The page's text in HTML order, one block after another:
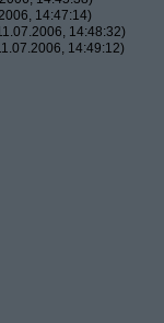
14:47:14)
14:48:32)
14:49:12)